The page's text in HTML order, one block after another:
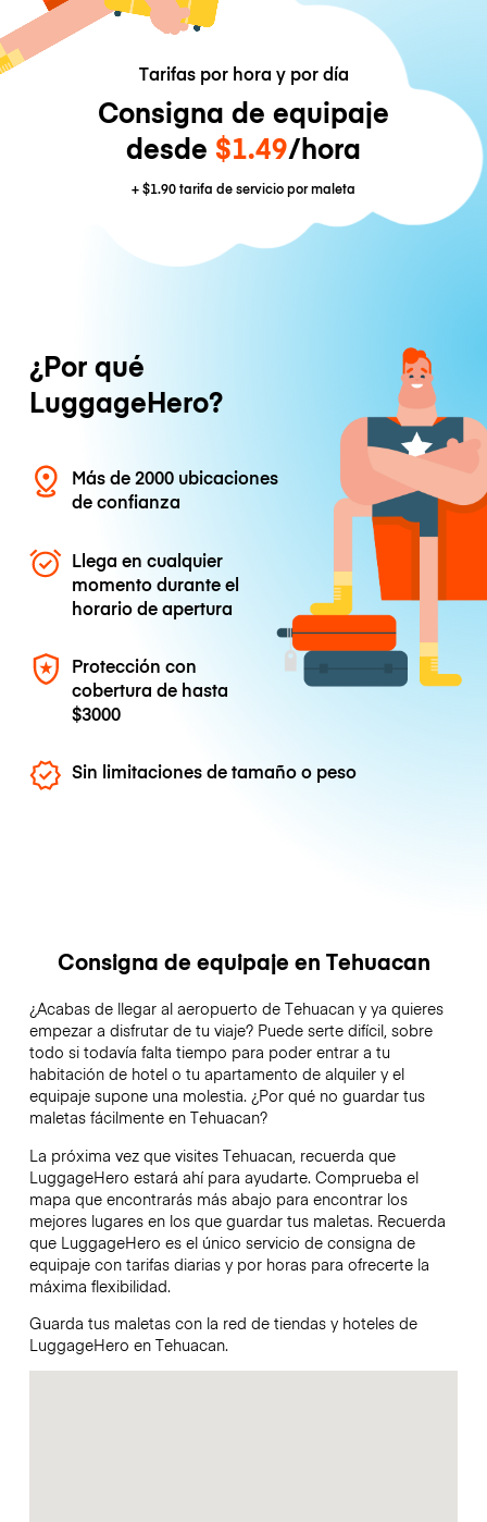
Tarifas por hora y por día
Consigna de equipaje
desde $1.49/hora
+$1.90tarifa de servicio por maleta
¿Por qué
LuggageHero?
Más de 2000 ubicaciones
de confianza
Llega en cualquier
momento durante el
horario de apertura
Protección con
cobertura de hasta
$3000
Sin limitaciones de tamaño o peso
Consigna de equipaje en Tehuacan
¿Acabas de llegar al aeropuerto de Tehuacan y ya quieres
empezar a disfrutar de tu viaje? Puede serte difícil, sobre
todo si todavía falta tiempo para poder entrar a tu
habitación de hotel o tu apartamento de alquiler y el
equipaje supone una molestia. ¿Por qué no guardar tus
maletas fácilmente en Tehuacan?
La próxima vez que visites Tehuacan, recuerda que
LuggageHero estará ahí para ayudarte. Comprueba el
mapa que encontrarás más abajo para encontrar los
mejores lugares en los que guardar tus maletas. Recuerda
que LuggageHero es el único servicio de consigna de
equipaje con tarifas diarias y por horas para ofrecerte la
máxima flexibilidad.
Guarda tus maletas con la red de tiendas y hoteles de
LuggageHero en Tehuacan.